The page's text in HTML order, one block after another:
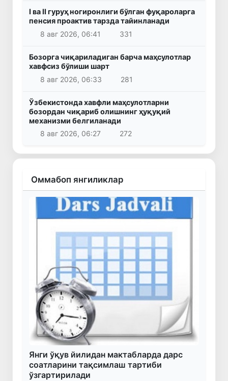
I ва II гуруҳ ногиронлиги бўлган фуқароларга
пенсия проактив тарзда тайинланади
8 авг 2026, 06:41
331
Бозорга чиқариладиган барча маҳсулотлар
хавфсиз бўлиши шарт
8 авг 2026, 06:33
281
Ўзбекистонда хавфли маҳсулотларни
бозордан чиқариб олишнинг ҳуқуқий
механизми белгиланади
8 авг 2026, 06:27
272
Оммабоп янгиликлар
Янги ўқув йилидан мактабларда дарс
соатларини тақсимлаш тартиби
ўзгартирилади